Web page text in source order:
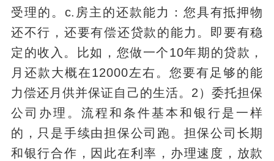
受理的。c.房主的还款能力：您具有抵押物
还不行，还要有偿还贷款的能力。即要有稳
定的收入。比如，您做一个10年期的贷款，
月还款大概在12000左右。您要有足够的能
力偿还月供并保证自己的生活。2）委托担保
公司办理。流程和条件基本和银行是一样
的，只是手续由担保公司跑。担保公司长期
和银行合作，因此在利率，办理速度，放款